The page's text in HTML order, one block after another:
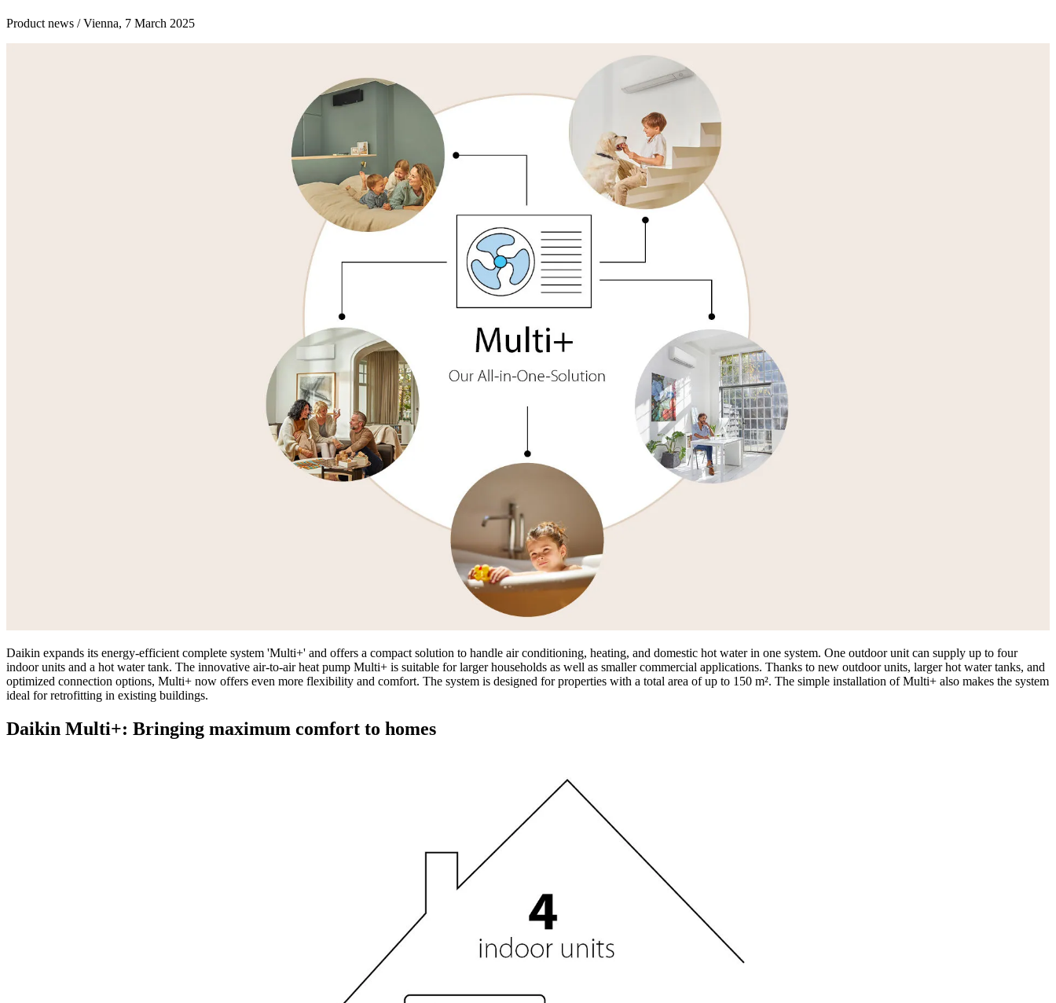
Product news / Vienna, 7 March 2025
Daikin expands its energy-efficient complete system 'Multi+' and offers a compact solution to handle air conditioning, heating, and domestic hot water in one system. One outdoor unit can supply up to four
indoor units and a hot water tank. The innovative air-to-air heat pump Multi+ is suitable for larger households as well as smaller commercial applications. Thanks to new outdoor units, larger hot water tanks, and
optimized connection options, Multi+ now offers even more flexibility and comfort. The system is designed for properties with a total area of up to 150 m². The simple installation of Multi+ also makes the system
ideal for retrofitting in existing buildings.
Daikin Multi+: Bringing maximum comfort to homes